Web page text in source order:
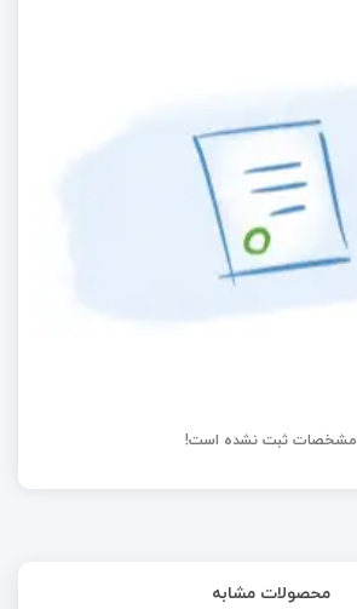
مشخصات ثبت نشده است!
محصولات مشابه